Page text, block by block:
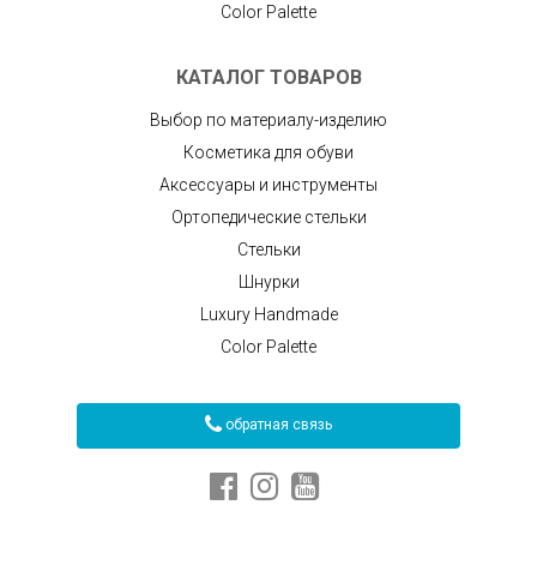
Color Palette
КАТАЛОГ ТОВАРОВ
Выбор по материалу-изделию
Косметика для обуви
Аксессуары и инструменты
Ортопедические стельки
Стельки
Шнурки
Luxury Handmade
Color Palette
обратная связь